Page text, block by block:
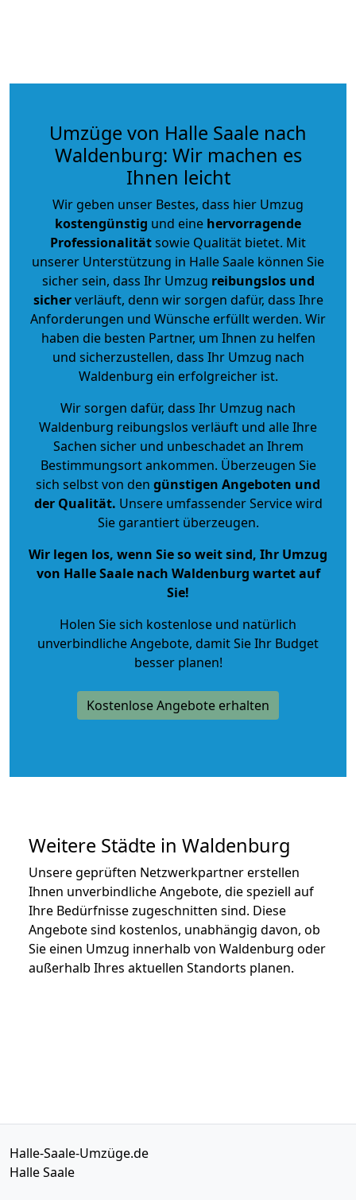
Umzüge von Halle Saale nach
Waldenburg: Wir machen es
Ihnen leicht
Wir geben unser Bestes, dass hier Umzug
kostengünstig und eine hervorragende
Professionalitätsowie Qualität bietet. Mit
unserer Unterstützung in Halle Saale können Sie
sicher sein, dass Ihr Umzug reibungslos und
sicherverläuft, denn wir sorgen dafür, dass Ihre
Anforderungen und Wünsche erfüllt werden. Wir
haben die besten Partner, um Ihnen zu helfen
und sicherzustellen, dass Ihr Umzug nach
Waldenburg ein erfolgreicher ist.
Wir sorgen dafür, dass Ihr Umzug nach
Waldenburg reibungslos verläuft und alle Ihre
Sachen sicher und unbeschadet an Ihrem
Bestimmungsort ankommen. Überzeugen Sie
sich selbst von den günstigen Angeboten und
der Qualität. Unsere umfassender Service wird
Sie garantiert überzeugen.
Wir legen los, wenn Sie so weit sind, Ihr Umzug
von Halle Saale nach Waldenburg wartet auf
Sie!
Holen Sie sich kostenlose und natürlich
unverbindliche Angebote, damit Sie Ihr Budget
besser planen!
Kostenlose Angebote erhalten
Weitere Städte in Waldenburg
Unsere geprüften Netzwerkpartner erstellen
Ihnen unverbindliche Angebote, die speziell auf
Ihre Bedürfnisse zugeschnitten sind. Diese
Angebote sind kostenlos, unabhängig davon, ob
Sie einen Umzug innerhalb von Waldenburg oder
außerhalb Ihres aktuellen Standorts planen.
Halle-Saale-Umzüge.de
Halle Saale